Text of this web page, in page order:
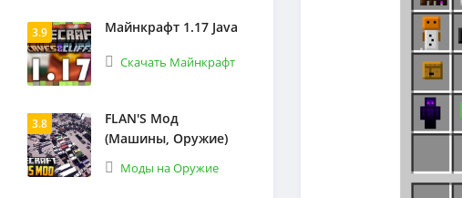
3.9 Майнкрафт 1.17 Java
Скачать Майнкрафт
3.8
FLAN'S Мод
(Машины, Оружие)
Моды на Оружие